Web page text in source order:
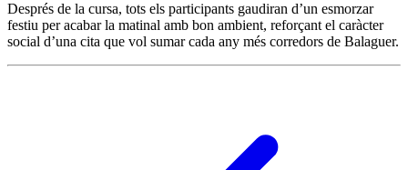
Després de la cursa, tots els participants gaudiran d’un esmorzar
festiu per acabar la matinal amb bon ambient, reforçant el caràcter
social d’una cita que vol sumar cada any més corredors de Balaguer.